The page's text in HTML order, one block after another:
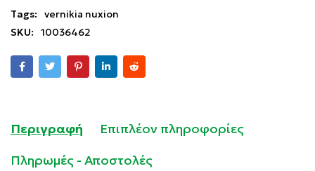
Tags:
vernikia nuxion
SKU:
10036462
Περιγραφή
Επιπλέον πληροφορίες
Πληρωμές - Αποστολές